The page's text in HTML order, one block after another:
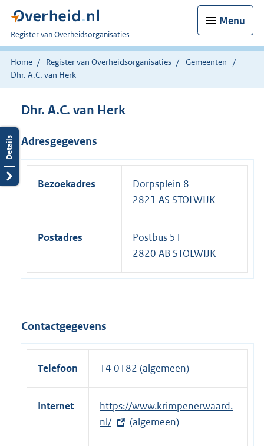
Menu
U
bent
nu
hier:
Register van Overheidsorganisaties
Home Register van Overheidsorganisaties
Gemeenten
Dhr. A.C. van Herk
Dhr. A.C. van Herk
Adresgegevens
Bezoekadres
Dorpsplein 8
2821 AS STOLWIJK
Postadres
Postbus 51
2820 AB STOLWIJK
Contactgegevens
Telefoon 14 0182 (algemeen)
Internet
E
x
t
https://www.krimpenerwaard.
nl/
(algemeen)